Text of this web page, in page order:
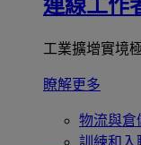
連線工作
工業擴增實境
瞭解更多
物流與倉